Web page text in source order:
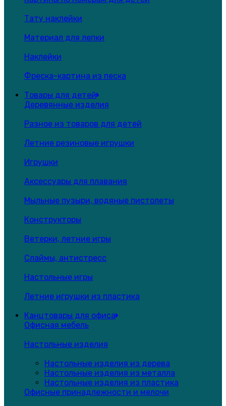
Тату наклейки
Материал для лепки
Наклейки
Фреска-картина из песка
Товары для детей
Деревянные изделия
Разное из товаров для детей
Летние резиновые игрушки
Игрушки
Аксессуары для плавания
Мыльные пузыри, водяные пистолеты
Конструкторы
Ветерки, летние игры
Слаймы, антистресс
Настольные игры
Летние игрушки из пластика
Канцтовары для офиса
Офисная мебель
Настольные изделия
Настольные изделия из дерева
Настольные изделия из металла
Настольные изделия из пластика
Офисные принадлежности и мелочи